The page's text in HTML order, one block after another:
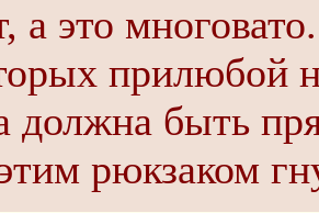
а это многовато.
прилюбой
должна быть
рюкзаком